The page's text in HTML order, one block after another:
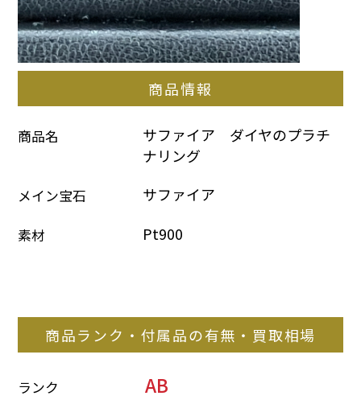
商品情報
商品名
サファイア　ダイヤのプラチ
ナリング
メイン宝石 サファイア
素材 Pt900
商品ランク・付属品の有無・買取相場
ランク AB